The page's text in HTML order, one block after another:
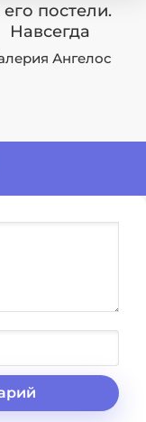
его постели.
Навсегда
Ангелос